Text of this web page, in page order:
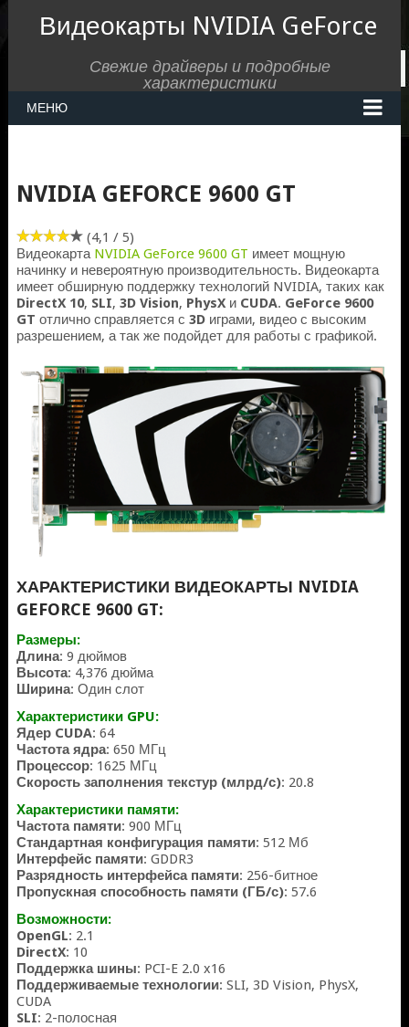
Видеокарты NVIDIA GeForce
Свежие драйверы и подробные
характеристики
МЕНЮ
NVIDIA GEFORCE 9600 GT
(4,1 / 5)
Видеокарта NVIDIA GeForce 9600 GT имеет мощную
начинку и невероятную производительность. Видеокарта
имеет обширную поддержку технологий NVIDIA, таких как
DirectX 10, SLI, 3D Vision, PhysXи CUDA. GeForce 9600
GT отлично справляется с 3Dиграми, видео с высоким
разрешением, а так же подойдет для работы с графикой.
ХАРАКТЕРИСТИКИ ВИДЕОКАРТЫ NVIDIA
GEFORCE 9600 GT:
Размеры:
Длина: 9 дюймов
Высота: 4,376 дюйма
Ширина: Один слот
Характеристики GPU:
Ядер CUDA: 64
Частота ядра: 650 МГц
Процессор: 1625 МГц
Скорость заполнения текстур (млрд/с): 20.8
Характеристики памяти:
Частота памяти: 900 МГц
Стандартная конфигурация памяти: 512 Мб
Интерфейс памяти: GDDR3
Разрядность интерфейса памяти: 256-битное
Пропускная способность памяти (ГБ/с): 57.6
Возможности:
OpenGL: 2.1
DirectX: 10
Поддержка шины: PCI-E 2.0 x16
Поддерживаемые технологии: SLI, 3D Vision, PhysX,
CUDA
SLI: 2-полосная